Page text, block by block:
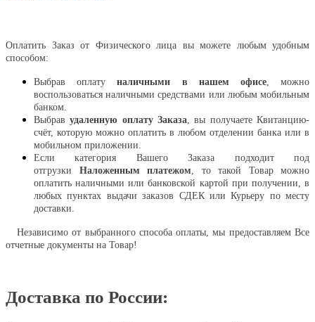
Оплатить Заказ от Физического лица вы можете любым удобным
способом:
Выбрав оплатуналичными в нашем офисе, можно
воспользоваться наличными средствами или любым мобильным
банком.
Выбравудаленную оплату Заказа , вы получаете Квитанцию-
счёт, которую можно оплатить в любом отделении банка или в
мобильном приложении.
Если категория Вашего Заказа подходит под
отгрузки Наложенным платежом , то такой Товар можно
оплатить наличными или банковской картой при получении, в
любых пунктах выдачи заказов СДЕК или Курьеру по месту
доставки.
Независимо от выбранного способа оплаты, мы предоставляем Все
отчетные документы на Товар!
Доставка по России: